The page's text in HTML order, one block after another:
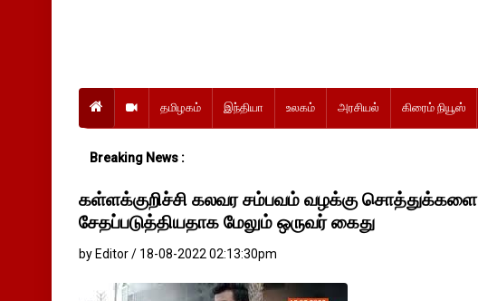
தமிழகம் இந்தியா உலகம் அரசியல் கிரைம் நியூஸ்
Breaking News :
கள்ளக்குறிச்சி கலவர சம்பவம் வழக்கு சொத்துக்களை
சேதப்படுத்தியதாக மேலும் ஒருவர் கைது
by Editor / 18-08-2022 02:13:30pm